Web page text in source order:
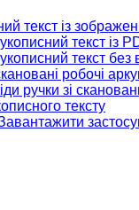
текст із
текст із
текст без
робочі
ручки зі
тексту